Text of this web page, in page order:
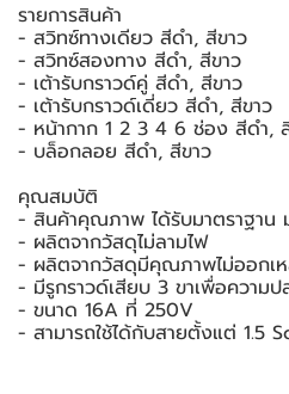
รายการสินค้า
- สวิทซ์ทางเดียว สีดำ, สีขาว
- สวิทซ์สองทาง สีดำ, สีขาว
- เต้ารับกราวด์คู่ สีดำ, สีขาว
- เต้ารับกราวด์เดี่ยว สีดำ, สีขาว
- หน้ากาก 1 2 3 4 6 ช่อง สีดำ,
- บล็อกลอย สีดำ, สีขาว
คุณสมบัติ
- สินค้าคุณภาพ ได้รับมาตราฐาน
- ผลิตจากวัสดุไม่ลามไฟ
- ผลิตจากวัสดุมีคุณภาพไม่ออกเหลื
- มีรูกราวด์เสียบ 3 ขาเพื่อความ
- ขนาด 16A ที่ 250V
- สามารถใช้ได้กับสายตั้งแต่ 1.5